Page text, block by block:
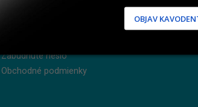
Zabudnuté heslo
Obchodné podmienky
OBJAV